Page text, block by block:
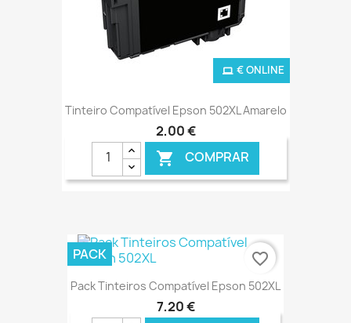
Tinteiro Compatível Epson 502XL Amarelo
2,00 €
 COMPRAR
€ ONLINE
Pack Tinteiros Compatível Epson 502XL
7,20 €
PACK favorite_border